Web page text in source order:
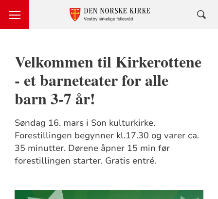
Velkommen til Kirkerottene
- et barneteater for alle
barn 3-7 år!
Søndag 16. mars i Son kulturkirke.
Forestillingen begynner kl.17.30 og varer ca.
35 minutter. Dørene åpner 15 min før
forestillingen starter. Gratis entré.